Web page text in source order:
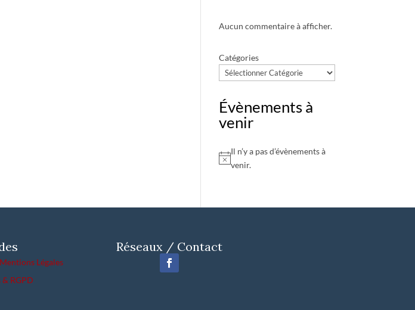
Aucun commentaire à afficher.
Catégories
Évènements à
venir
Notice
Il n’y a pas d’évènements à
venir.
Mentions Légales
RGPD
Réseaux / Contact